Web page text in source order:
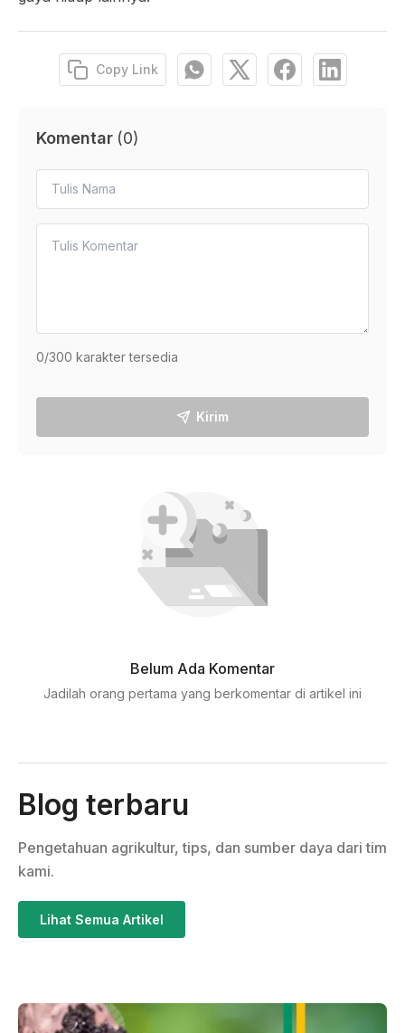
Copy Link
Komentar (0)
0/300 karakter tersedia
Kirim
Belum Ada Komentar
Jadilah orang pertama yang berkomentar di artikel ini
Blog terbaru
Pengetahuan agrikultur, tips, dan sumber daya dari tim
kami.
Lihat Semua Artikel